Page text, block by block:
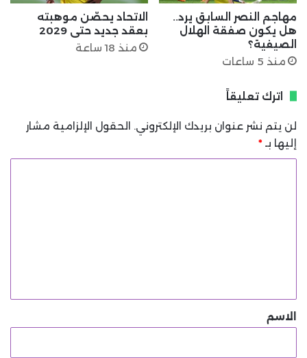
مهاجم النصر السابق يرد..
هل يكون صفقة الهلال
الصيفية؟
منذ 5 ساعات
الاتحاد يحصّن موهبته
بعقد جديد حتى 2029
منذ 18 ساعة
اترك تعليقاً
لن يتم نشر عنوان بريدك الإلكتروني. الحقول الإلزامية مشار
إليها بـ *
*الاسم